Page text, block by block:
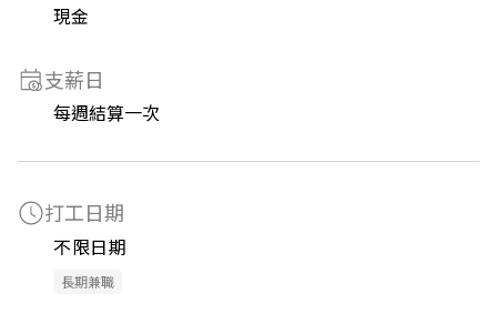
現金
支薪日
每週結算一次
打工日期
不限日期
長期兼職